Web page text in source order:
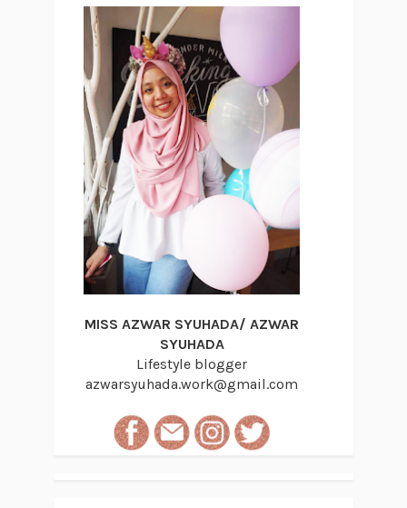
MISS AZWAR SYUHADA/ AZWAR
SYUHADA
Lifestyle blogger
azwarsyuhada.work@gmail.com